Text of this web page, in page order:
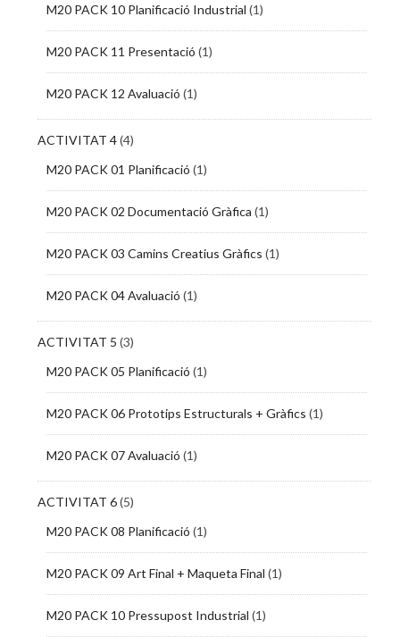
M20 PACK 10 Planificació Industrial (1)
M20 PACK 11 Presentació (1)
M20 PACK 12 Avaluació (1)
ACTIVITAT 4(4)
M20 PACK 01 Planificació (1)
M20 PACK 02 Documentació Gràfica (1)
M20 PACK 03 Camins Creatius Gràfics (1)
M20 PACK 04 Avaluació (1)
ACTIVITAT 5 (3)
M20 PACK 05 Planificació (1)
M20 PACK 06 Prototips Estructurals + Gràfics (1)
M20 PACK 07 Avaluació (1)
ACTIVITAT 6(5)
M20 PACK 08 Planificació (1)
M20 PACK 09 Art Final + Maqueta Final (1)
M20 PACK 10 Pressupost Industrial (1)